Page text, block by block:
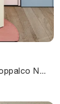
Con questa cameretta Soppalco Nidi, tra le soluzioni a soppalco, potrai progettare stanze moderne per bambini.